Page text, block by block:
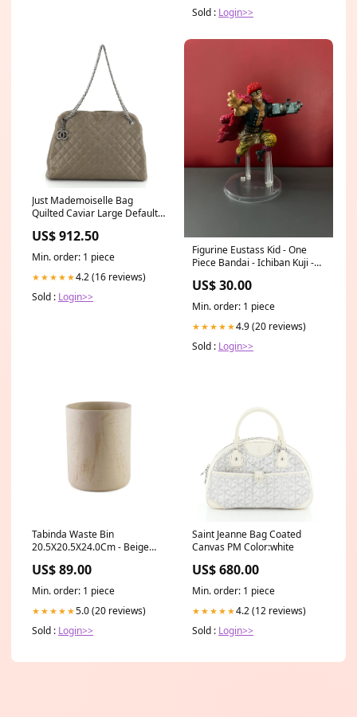
Sold : Login>>
Just Mademoiselle Bag
Quilted Caviar Large Default
Quilted Caviar Large
US$ 912.50
Min. order: 1 piece
★★★★★4.2 (16 reviews)
Sold : Login>>
Figurine Eustass Kid - One
Piece Bandai - Ichiban Kuji -
US$ 30.00
Min. order: 1 piece
★★★★★4.9 (20 reviews)
Sold : Login>>
Tabinda Waste Bin
20.5X20.5X24.0Cm - Beige
US$ 89.00
Min. order: 1 piece
★★★★★5.0 (20 reviews)
Sold : Login>>
Saint Jeanne Bag Coated
Canvas PM Color:white
US$ 680.00
Min. order: 1 piece
★★★★★4.2 (12 reviews)
Sold : Login>>